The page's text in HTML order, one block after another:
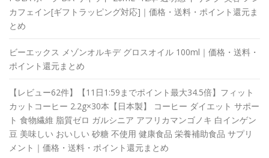
カフェイン[ギフトラッピング対応]｜価格・送料・ポイント還元ま
とめ
ビーエックス メゾンオルキデ グロスオイル 100ml｜価格・送料・
ポイント還元まとめ
【レビュー62件】【11日1:59までポイント最大34.5倍】フィット
カットコーヒー 2.2g×30本【日本製】 コーヒー ダイエット サポー
ト 食物繊維 脂質ゼロ ガルシニア アフリカマンゴノキ 白インゲン
豆 美味しい おいしい 砂糖 不使用 健康食品 栄養補助食品 サプリ
メント｜価格・送料・ポイント還元まとめ